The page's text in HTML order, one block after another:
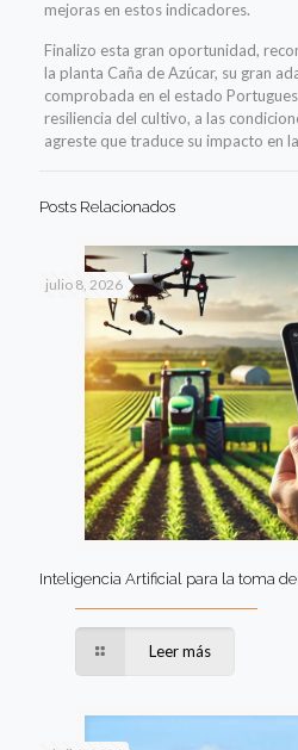
mejoras en estos indicadores.
Finalizo esta gran oportunidad,
la planta Caña de Azúcar, su gran
comprobada en el estado
resiliencia del cultivo, a las
agreste que traducesu impacto en
Posts Relacionados
julio 8, 2026
Inteligencia Artificial para la toma
Leer más